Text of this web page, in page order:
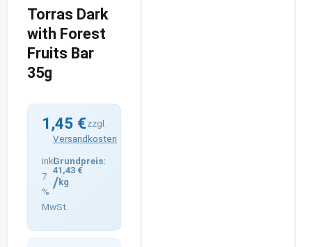
Torras Dark
with Forest
Fruits Bar
35g
1,45 €
inkl.
7
%
MwSt.
zzgl.
Versandkosten
41,43 €
/ kg